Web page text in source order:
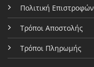
Πολιτική Επιστροφών
Τρόποι Αποστολής
Τρόποι Πληρωμής